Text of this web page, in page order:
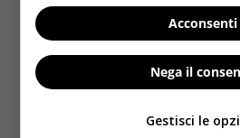
Charlene di Monaco ci ha
colpi di testa (almeno quando si
Acconsenti
Nega il
Gestisci le